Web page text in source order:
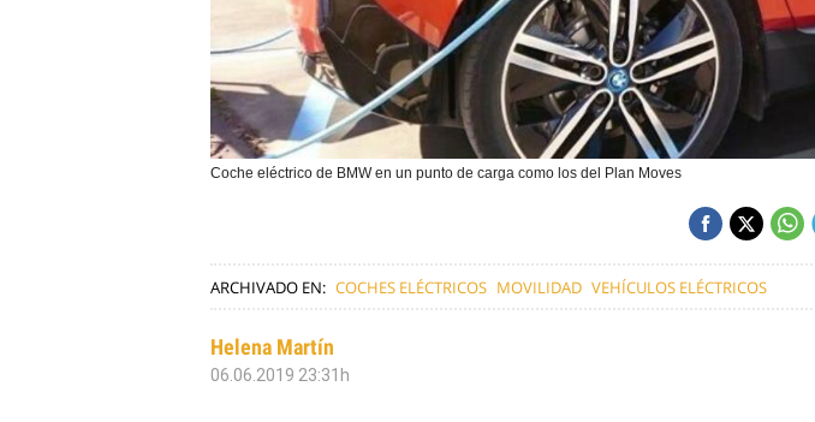
Coche eléctrico de BMW en un punto de carga como los del Plan Moves
ARCHIVADO EN: COCHES ELÉCTRICOS MOVILIDAD VEHÍCULOS ELÉCTRICOS
Helena Martín
06.06.2019 23:31h